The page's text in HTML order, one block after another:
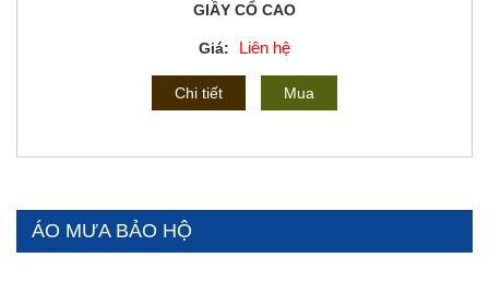
GIẦY CỔ CAO
Giá: Liên hệ
Chi tiết Mua
ÁO MƯA BẢO HỘ